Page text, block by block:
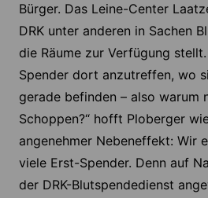
Bürger. Das Leine-Center
DRK unter anderen in Sachen
die Räume zur Verfügung
Spender dort anzutreffen, wo
gerade befinden – also warum
Schoppen?“ hofft Ploberger
angenehmer Nebeneffekt: Wir
viele Erst-Spender. Denn auf
der DRK-Blutspendedienst